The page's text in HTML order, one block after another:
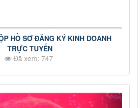
HỒ SƠ ĐĂNG KÝ KINH DOANH
TRỰC TUYẾN
Đã xem: 747